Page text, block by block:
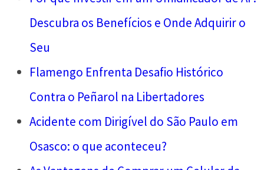
Descubra os Benefícios e Onde Adquirir o
Seu
Flamengo Enfrenta Desafio Histórico
Contra o Peñarol na Libertadores
Acidente com Dirigível do São Paulo em
Osasco: o que aconteceu?